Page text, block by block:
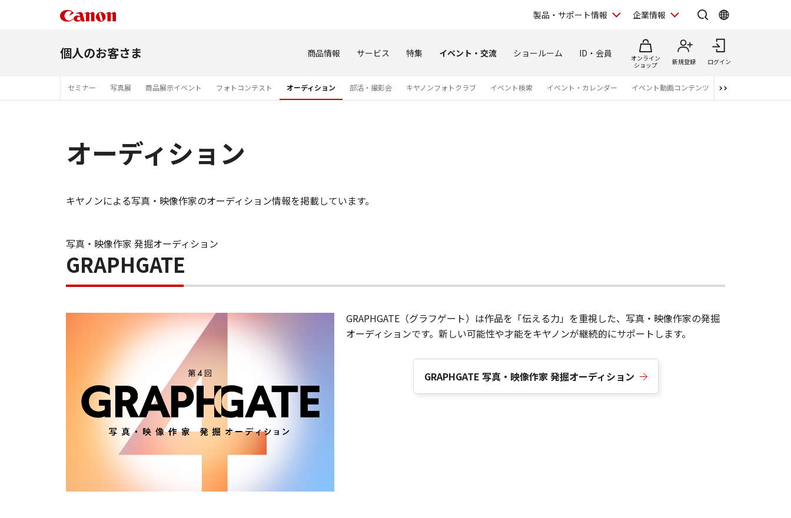
製品・サポート情報 企業情報
個人のお客さま 商品情報 サービス 特集 イベント・交流 ショールーム ID・会員
オンライン
ショップ
新規登録 ログイン
セミナー 写真展 商品展示イベント フォトコンテスト オーディション 部活・撮影会 キヤノンフォトクラブ イベント検索 イベント・カレンダー イベント動画コンテンツ 番組スタッフが語
オーディション
キヤノンによる写真・映像作家のオーディション情報を掲載しています。
写真・映像作家 発掘オーディション
GRAPHGATE
GRAPHGATE（グラフゲート）は作品を「伝える力」を重視した、写真・映像作家の発掘
オーディションです。新しい可能性や才能をキヤノンが継続的にサポートします。
GRAPHGATE 写真・映像作家 発掘オーディション